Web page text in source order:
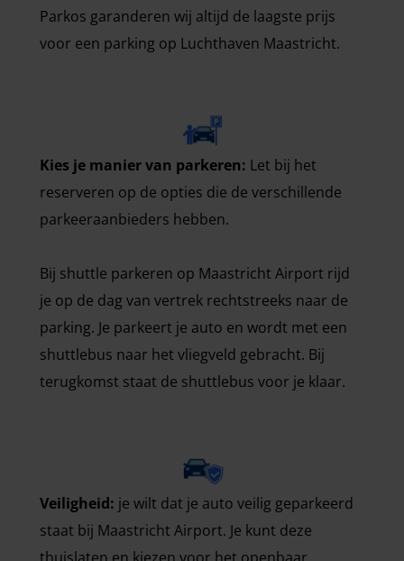
Parkos garanderen wij altijd de laagste prijs
voor een parking op Luchthaven Maastricht.
Kies je manier van parkeren: Let bij het
reserveren op de opties die de verschillende
parkeeraanbieders hebben.
Bij shuttle parkeren op Maastricht Airport rijd
je op de dag van vertrek rechtstreeks naar de
parking. Je parkeert je auto en wordt met een
shuttlebus naar het vliegveld gebracht. Bij
terugkomst staat de shuttlebus voor je klaar.
Veiligheid: je wilt dat je auto veilig geparkeerd
staat bij Maastricht Airport. Je kunt deze
thuislaten en kiezen voor het openbaar